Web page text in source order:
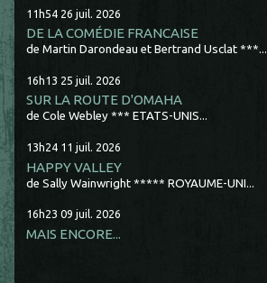
11h54 26 juil. 2026
DE LA COMÉDIE FRANCAISE
de Martin Darondeau et Bertrand Usclat ***...
16h13 25 juil. 2026
SUR LA ROUTE D'OMAHA
de Cole Webley *** ETATS-UNIS...
13h24 11 juil. 2026
HAPPY VALLEY
de Sally Wainwright ***** ROYAUME-UNI...
16h23 09 juil. 2026
MAIS ENCORE...